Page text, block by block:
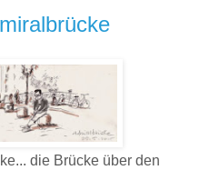
die Brücke über den